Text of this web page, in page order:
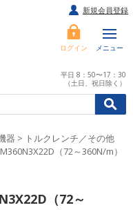
ログイン メニュー
平日 8：50〜17：30
（土日、祝日除く）
//
新規会員登録
器 > トルクレンチ／その他
（72～360N/m）
（72～